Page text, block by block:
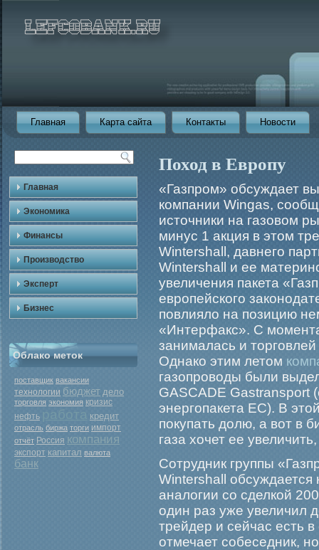
Главная Карта сайта Контакты Новости
Главная
Экономика
Финансы
Производство
Эксперт
Бизнес
Облако меток
поставщик вакансии
технологии бюджет дело
торговля экономия кризис
нефть
кредит
отрасль биржа торги импорт
отчёт Россия компания
экспорт капитал валюта
банк
Поход в Европу
«Газпром» обсуждает
компании Wingas,
источники на газовом
минус 1 акция в этом
Wintershall, давнего
Wintershall и ее
увеличения пакета
европейского
повлияло на позицию
«Интерфакс». С
занималась и
Однако этим летом
газопроводы были
GASCADE Gastransport
энергопакета ЕС). В
покупать долю, а вот в
газа хочет ее
Сотрудник группы
Wintershall
аналогии со сделкой
один раз уже увеличил
трейдер и сейчас есть
отмечает собеседник,